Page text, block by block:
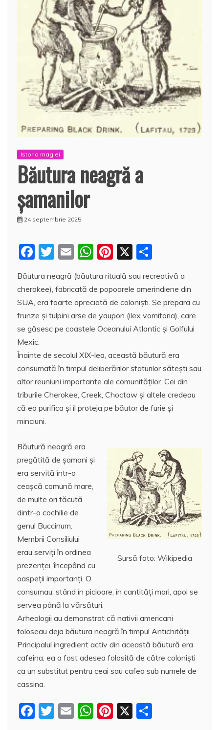
Istoria magiei
Băutura neagră a
şamanilor
24 septembrie 2025
F
c
e
b
o
o
k
T
itt
er
E
m
ai
l
W
at
s
A
p
Pi
nt
er
e
st
X
rt
aj
e
a
ă
Băutura neagră (băutura rituală sau recreativă a
cherokee), fabricată de popoarele amerindiene din
SUA, era foarte apreciată de coloniști. Se prepara cu
frunze și tulpini arse de yaupon (ilex vomitoria), care
se găsesc pe coastele Oceanului Atlantic și Golfului
Mexic.
Înainte de secolul XIX-lea, această băutură era
consumată în timpul deliberărilor sfaturilor săteşti sau
altor reuniuni importante ale comunităţilor. Cei din
triburile Cherokee, Creek, Choctaw şi altele credeau
că ea purifica și îl proteja pe băutor de furie și
minciuni.
Sursă foto: Wikipedia
Băutură neagră era
pregătită de şamani și
era servită într-o
ceașcă comună mare,
de multe ori făcută
dintr-o cochilie de
genul Buccinum.
Membrii Consiliului
erau serviţi în ordinea
prezenţei, începând cu
oaspeții importanţi. O
consumau, stând în picioare, în cantități mari, apoi se
servea până la vărsături.
Arheologii au demonstrat că nativii americani
foloseau deja băutura neagră în timpul Antichităţii.
Principalul ingredient activ din această băutură era
cafeina: ea a fost adesea folosită de către coloniști
ca un substitut pentru ceai sau cafea sub numele de
cassina.
F
T
E
W Pi X